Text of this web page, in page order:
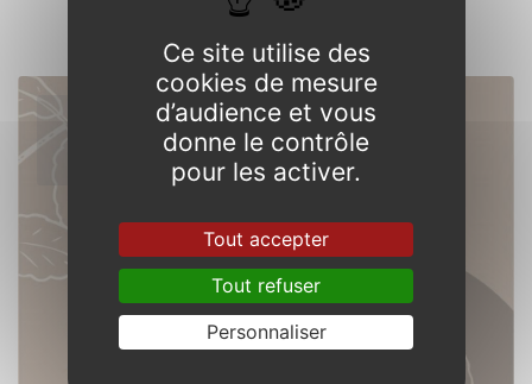
Ce site utilise des
cookies de mesure
d’audience et vous
donne le contrôle
pour les activer.
Tout accepter
Tout refuser
Personnaliser